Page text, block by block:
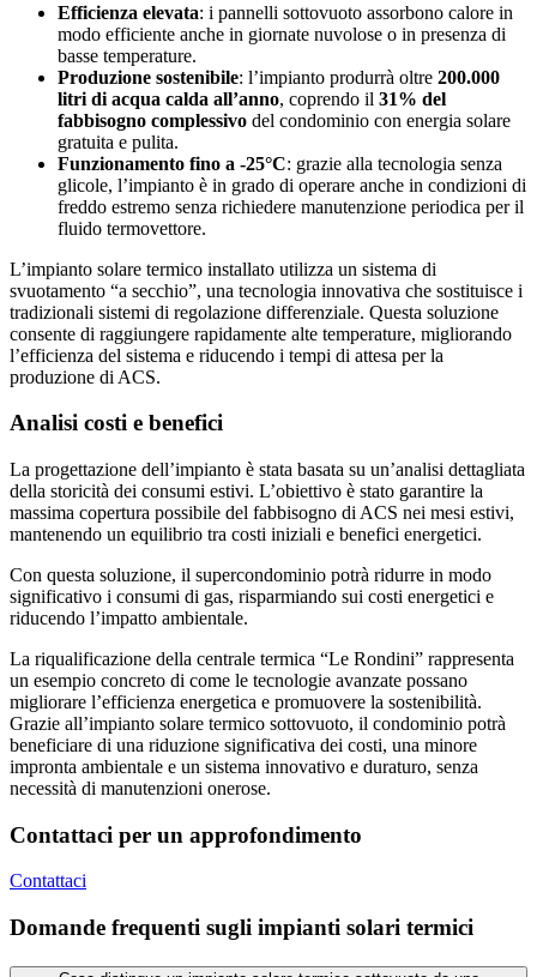
Efficienza elevata: i pannelli sottovuoto assorbono calore in
modo efficiente anche in giornate nuvolose o in presenza di
basse temperature.
Produzione sostenibile: l’impianto produrrà oltre 200.000
litri di acqua calda all’anno, coprendo il 31% del
fabbisogno complessivo del condominio con energia solare
gratuita e pulita.
Funzionamento fino a -25°C: grazie alla tecnologia senza
glicole, l’impianto è in grado di operare anche in condizioni di
freddo estremo senza richiedere manutenzione periodica per il
fluido termovettore.
L’impianto solare termico installato utilizza un sistema di
svuotamento “a secchio”, una tecnologia innovativa che sostituisce i
tradizionali sistemi di regolazione differenziale. Questa soluzione
consente di raggiungere rapidamente alte temperature, migliorando
l’efficienza del sistema e riducendo i tempi di attesa per la
produzione di ACS.
Analisi costi e benefici
La progettazione dell’impianto è stata basata su un’analisi dettagliata
della storicità dei consumi estivi. L’obiettivo è stato garantire la
massima copertura possibile del fabbisogno di ACS nei mesi estivi,
mantenendo un equilibrio tra costi iniziali e benefici energetici.
Con questa soluzione, il supercondominio potrà ridurre in modo
significativo i consumi di gas, risparmiando sui costi energetici e
riducendo l’impatto ambientale.
La riqualificazione della centrale termica “Le Rondini” rappresenta
un esempio concreto di come le tecnologie avanzate possano
migliorare l’efficienza energetica e promuovere la sostenibilità.
Grazie all’impianto solare termico sottovuoto, il condominio potrà
beneficiare di una riduzione significativa dei costi, una minore
impronta ambientale e un sistema innovativo e duraturo, senza
necessità di manutenzioni onerose.
Contattaci per un approfondimento
Contattaci
Domande frequenti sugli impianti solari termici